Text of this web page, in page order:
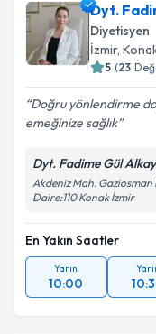
Dyt.
Diyetisyen
İzmir,
5 (23
Doğru yönlendirme
emeğinize sağlık
Dyt. Fadime Gül
Akdeniz Mah. Gaziosman
Daire:110 Konak İzmir
En Yakın Saatler
Yarın
10:00